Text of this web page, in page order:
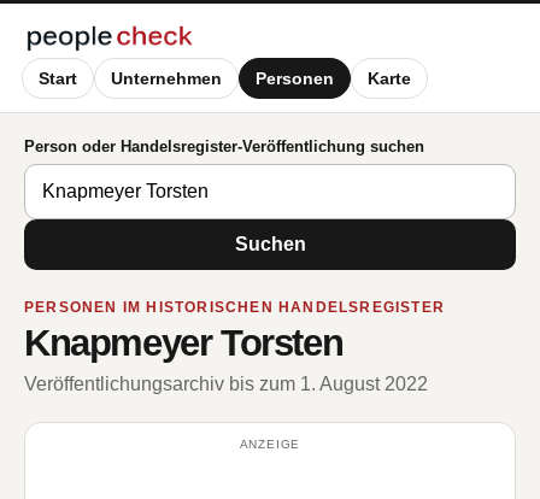
Start Unternehmen Personen Karte
Person oder Handelsregister-Veröffentlichung suchen
Suchen
PERSONEN IM HISTORISCHEN HANDELSREGISTER
Knapmeyer Torsten
Veröffentlichungsarchiv bis zum 1. August 2022
ANZEIGE